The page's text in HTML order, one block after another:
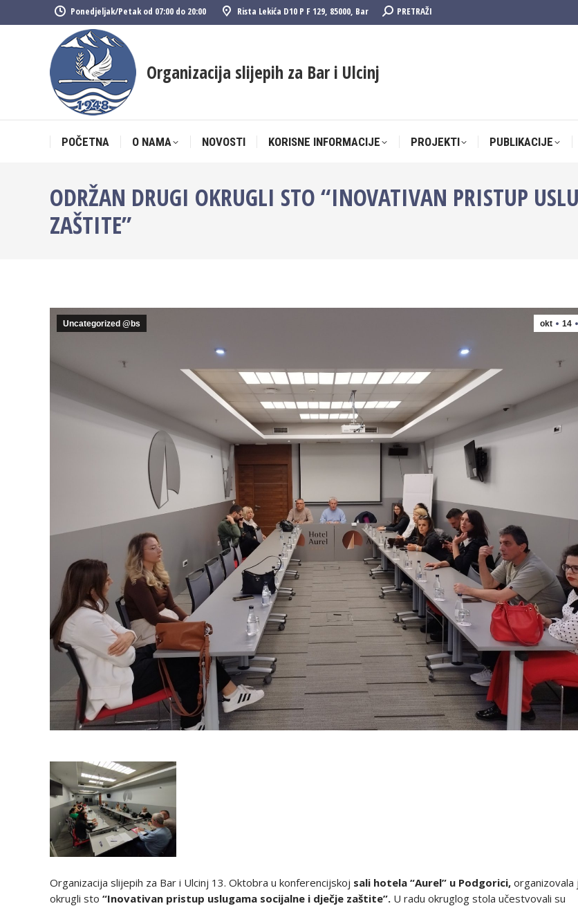
Ponedjeljak/Petak od 07:00 do 20:00 Rista Lekića D10 P F 129, 85000, Bar Search:PRETRAŽI
Organizacija slijepih za Bar i Ulcinj
POČETNA O NAMA NOVOSTI KORISNE INFORMACIJE PROJEKTI PUBLIKACIJE
ODRŽAN DRUGI OKRUGLI STO “INOVATIVAN PRISTUP
ZAŠTITE”
okt 14
Uncategorized @bs
Organizacija slijepih za Bar i Ulcinj 13. Oktobra u konferencijskoj sali hotela “Aurel” u Podgorici, organizovala
okrugli sto “Inovativan pristup uslugama socijalne i dječje zaštite”. U radu okruglog stola učestvovali su
POČETNA O NAMA NOVOSTI KORISNE INFORMACIJE PROJEKTI PUBLIKACIJE